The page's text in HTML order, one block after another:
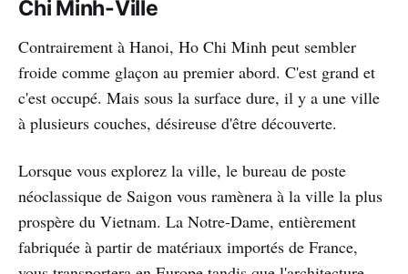
Chi Minh-Ville
Contrairement à Hanoi, Ho Chi Minh peut sembler
froide comme glaçon au premier abord. C'est grand et
c'est occupé. Mais sous la surface dure, il y a une ville
à plusieurs couches, désireuse d'être découverte.
Lorsque vous explorez la ville, le bureau de poste
néoclassique de Saigon vous ramènera à la ville la plus
prospère du Vietnam. La Notre-Dame, entièrement
fabriquée à partir de matériaux importés de France,